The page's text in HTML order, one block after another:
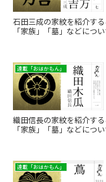
石田三成の家紋を紹介す
「家族」「墓」などにつ
連載「おはかもん」
織田信長の家紋を紹介す
「家族」「墓」などにつ
連載「おはかもん」